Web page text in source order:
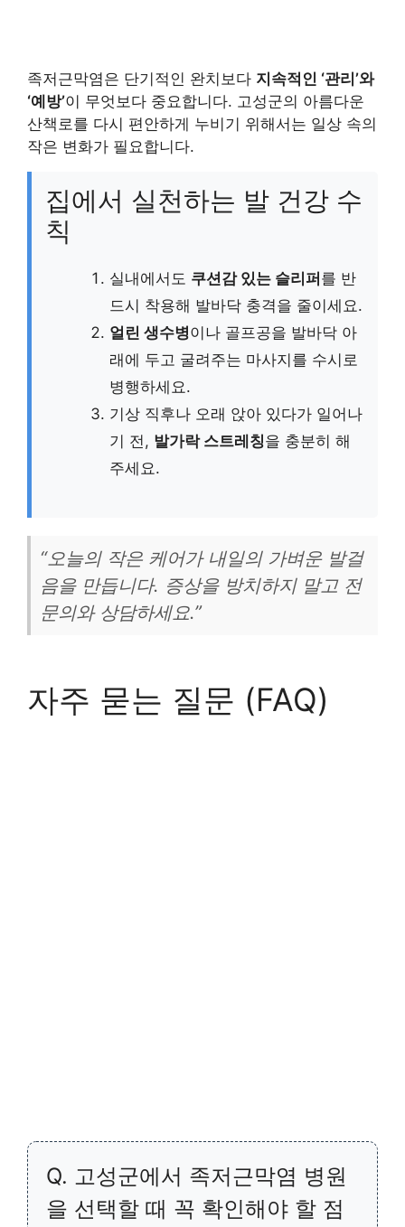
족저근막염은 단기적인 완치보다 지속적인 ‘관리’와
‘예방’이 무엇보다 중요합니다. 고성군의 아름다운
산책로를 다시 편안하게 누비기 위해서는 일상 속의
작은 변화가 필요합니다.
집에서 실천하는 발 건강 수
칙
실내에서도 쿠션감 있는 슬리퍼를 반
드시 착용해 발바닥 충격을 줄이세요.
얼린 생수병이나 골프공을 발바닥 아
래에 두고 굴려주는 마사지를 수시로
병행하세요.
기상 직후나 오래 앉아 있다가 일어나
기 전, 발가락 스트레칭을 충분히 해
주세요.
“오늘의 작은 케어가 내일의 가벼운 발걸
음을 만듭니다. 증상을 방치하지 말고 전
문의와 상담하세요.”
자주 묻는 질문 (FAQ)
Q. 고성군에서 족저근막염 병원
을 선택할 때 꼭 확인해야 할 점